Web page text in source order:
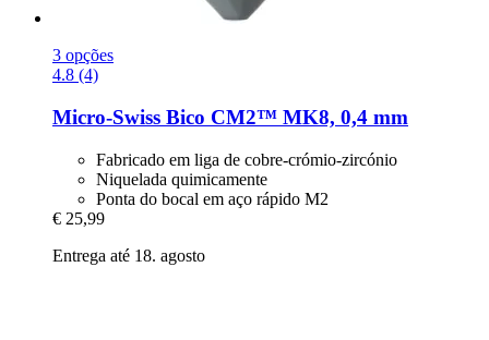
3 opções
4.8 (4)
Micro-Swiss Bico CM2™ MK8, 0,4 mm
Fabricado em liga de cobre-crómio-zircónio
Niquelada quimicamente
Ponta do bocal em aço rápido M2
€ 25,99
Entrega até 18. agosto